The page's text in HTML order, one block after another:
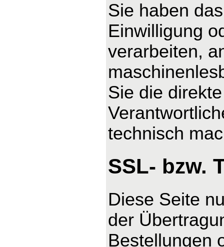
Sie haben
Einwilligung
verarbeiten,
Sie die
technisch
SSL- bzw.
Diese Seite
der
Bestellungen